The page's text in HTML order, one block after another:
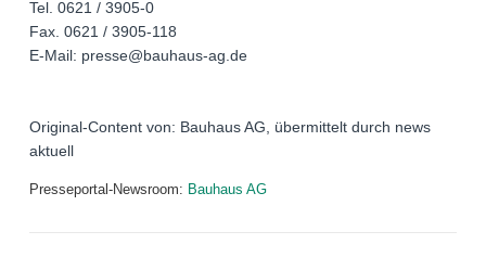
Tel. 0621 / 3905-0
Fax. 0621 / 3905-118
E-Mail: presse@bauhaus-ag.de
Original-Content von: Bauhaus AG, übermittelt durch news
aktuell
Presseportal-Newsroom: Bauhaus AG